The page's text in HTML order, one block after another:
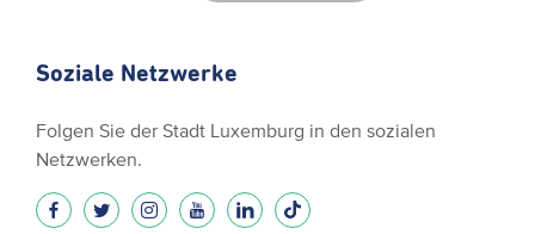
Soziale Netzwerke
Folgen Sie der Stadt Luxemburg in den sozialen
Netzwerken.